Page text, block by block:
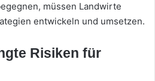
müssen Landwirte
entwickeln und umsetzen.
Risiken für